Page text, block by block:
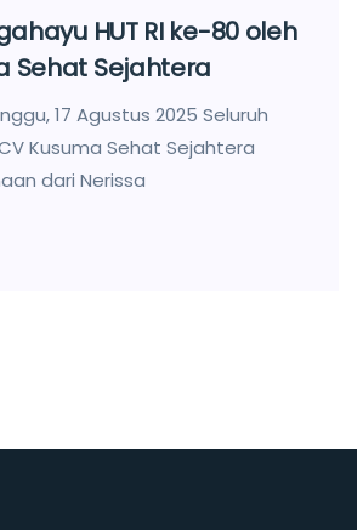
HUT RI ke-80 oleh
Sehat Sejahtera
17 Agustus 2025 Seluruh
Kusuma Sehat Sejahtera
dari Nerissa